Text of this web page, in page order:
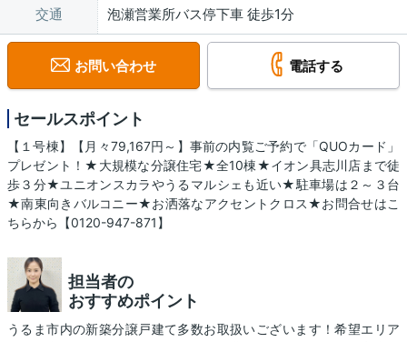
交通 泡瀬営業所バス停下車 徒歩1分
お問い合わせ 電話する
セールスポイント
【１号棟】【月々79,167円～】事前の内覧ご予約で「QUOカード」
プレゼント！★大規模な分譲住宅★全10棟★イオン具志川店まで徒
歩３分★ユニオンスカラやうるマルシェも近い★駐車場は２～３台
★南東向きバルコニー★お洒落なアクセントクロス★お問合せはこ
ちらから【0120-947-871】
担当者の
おすすめポイント
うるま市内の新築分譲戸建て多数お取扱いございます！希望エリア